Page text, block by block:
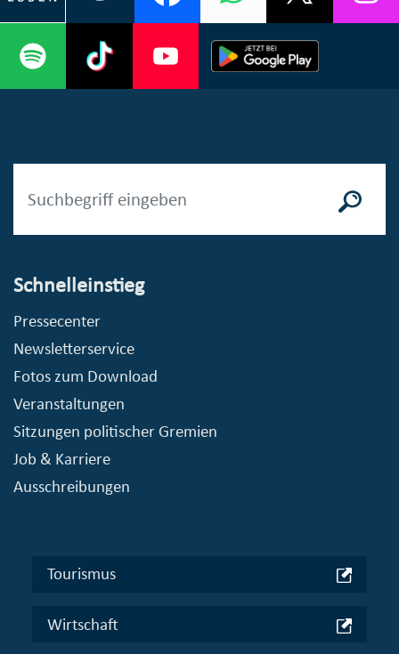
Schnelleinstieg
Pressecenter
Newsletterservice
Fotos zum Download
Veranstaltungen
Sitzungen politischer Gremien
Job & Karriere
Ausschreibungen
Tourismus
Wirtschaft